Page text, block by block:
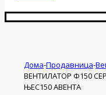
Дома-Продавница-
ВЕНТИЛАТОР Ф150
ЊЕС150 АВЕНТА